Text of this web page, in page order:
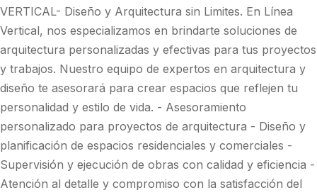
VERTICAL- Diseño y Arquitectura sin Limites. En Línea
Vertical, nos especializamos en brindarte soluciones de
arquitectura personalizadas y efectivas para tus proyectos
y trabajos. Nuestro equipo de expertos en arquitectura y
diseño te asesorará para crear espacios que reflejen tu
personalidad y estilo de vida. - Asesoramiento
personalizado para proyectos de arquitectura - Diseño y
planificación de espacios residenciales y comerciales -
Supervisión y ejecución de obras con calidad y eficiencia -
Atención al detalle y compromiso con la satisfacción del